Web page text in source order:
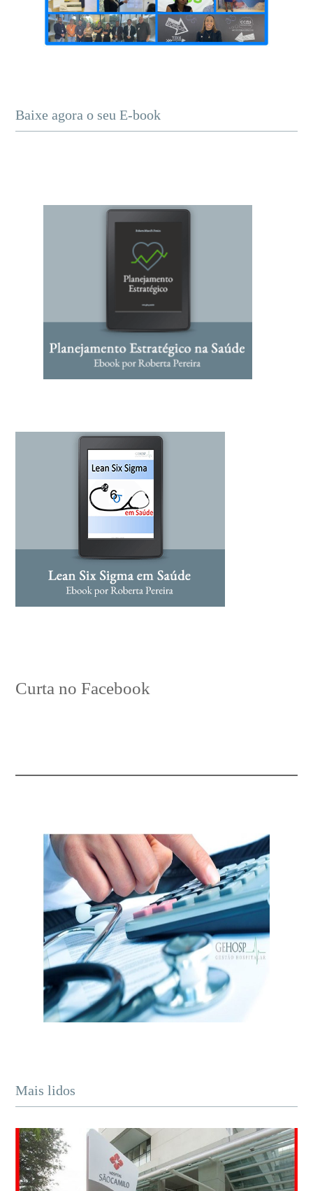
Baixe agora o seu E-book
Curta no Facebook
Mais lidos